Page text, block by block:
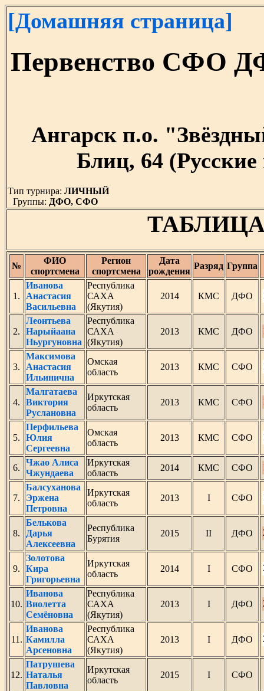
[Домашняя страница]
Первенство СФО
Ангарск п.о.
Блиц, 64
Тип турнира: ЛИЧНЫЙ
Группы: ДФО, СФО
№
ФИО
спортсмена
Регион
спортсмена
Дата
рождения
Разряд Группа
1.
Иванова
Анастасия
Васильевна
Республика
САХА
(Якутия)
2014 КМС ДФО
2.
Леонтьева
Нарыйаана
Ньургуновна
Республика
САХА
(Якутия)
2013 КМС ДФО
3.
Максимова
Анастасия
Ильинична
Омская
область
2013 КМС СФО
4.
Малгатаева
Виктория
Руслановна
Иркутская
область
2013 КМС СФО
5.
Перфильева
Юлия
Сергеевна
Омская
область
2013 КМС СФО
6.
Чжао Алиса
Чжундаева
Иркутская
область
2014 КМС СФО
7.
Балсуханова
Эржена
Петровна
Иркутская
область
2013 I СФО
8.
Белькова
Дарья
Алексеевна
Республика
Бурятия
2015 II ДФО
9.
Золотова
Кира
Григорьевна
Иркутская
область
2014 I СФО
10.
Иванова
Виолетта
Семёновна
Республика
САХА
(Якутия)
2013 I ДФО
11.
Иванова
Камилла
Арсеновна
Республика
САХА
(Якутия)
2013 I ДФО
12.
Патрушева
Наталья
Павловна
Иркутская
область
2015 I СФО